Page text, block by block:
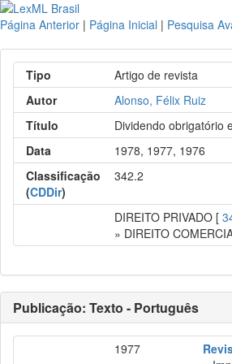
Página Anterior | Página Inicial | Pesquisa
Tipo
Artigo de revista
Autor
Alonso, Félix Ruiz
Título
Dividendo obrigatório
Data
1978, 1977, 1976
Classificação
(CDDir)
342.2
DIREITO PRIVADO [
» DIREITO
Publicação: Texto - Português
1977